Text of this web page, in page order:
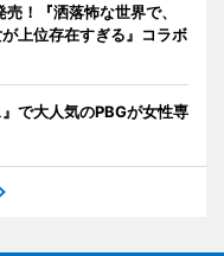
！『洒落怖な世界で、
上位存在すぎる』コラボ
で大人気のPBGが女性専